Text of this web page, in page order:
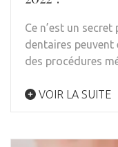
Ce n’est un
dentaires peuvent
des procédures
VOIR LA SUITE